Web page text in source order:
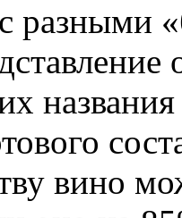
разными
вино